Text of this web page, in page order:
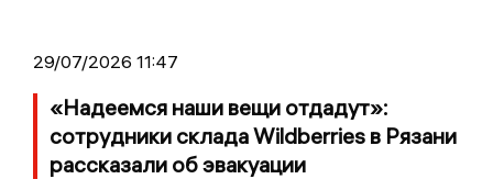
29/07/2026 11:47
«Надеемся наши вещи отдадут»:
сотрудники склада Wildberries в Рязани
рассказали об эвакуации